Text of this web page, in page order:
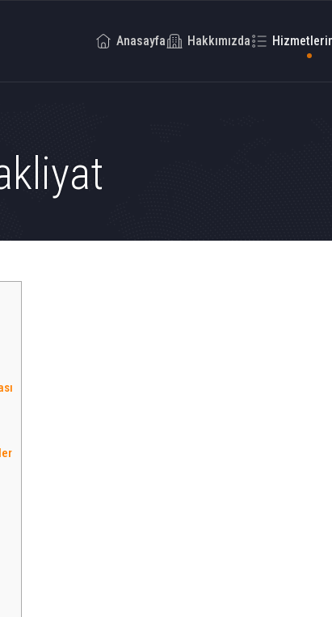
Anasayfa Hakkımızda